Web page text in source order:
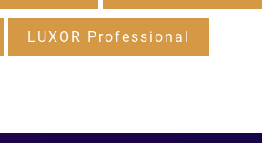
LUXOR Professional